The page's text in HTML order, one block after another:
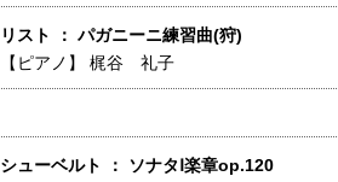
リスト ： パガニーニ練習曲(狩)
【ピアノ】 梶谷 礼子
シューベルト ： ソナタⅠ楽章op.120